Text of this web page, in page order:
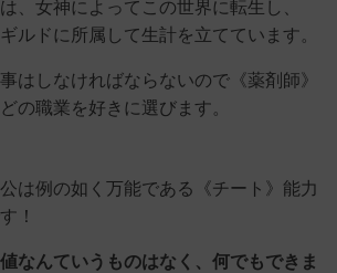
、女神によってこの世界に転生し、
ルドに所属して生計を立てています。
はしなければならないので《薬剤師》
の職業を好きに選びます。
は例の如く万能である《チート》能力
！
なんていうものはなく、何でもできま